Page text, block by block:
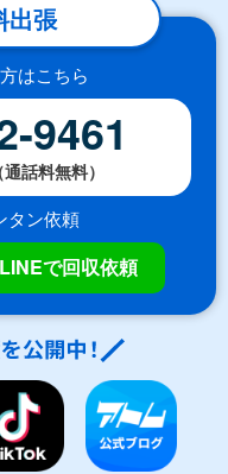
出張
はこちら
9461
話料無料）
タン依頼
LINEで回収依頼